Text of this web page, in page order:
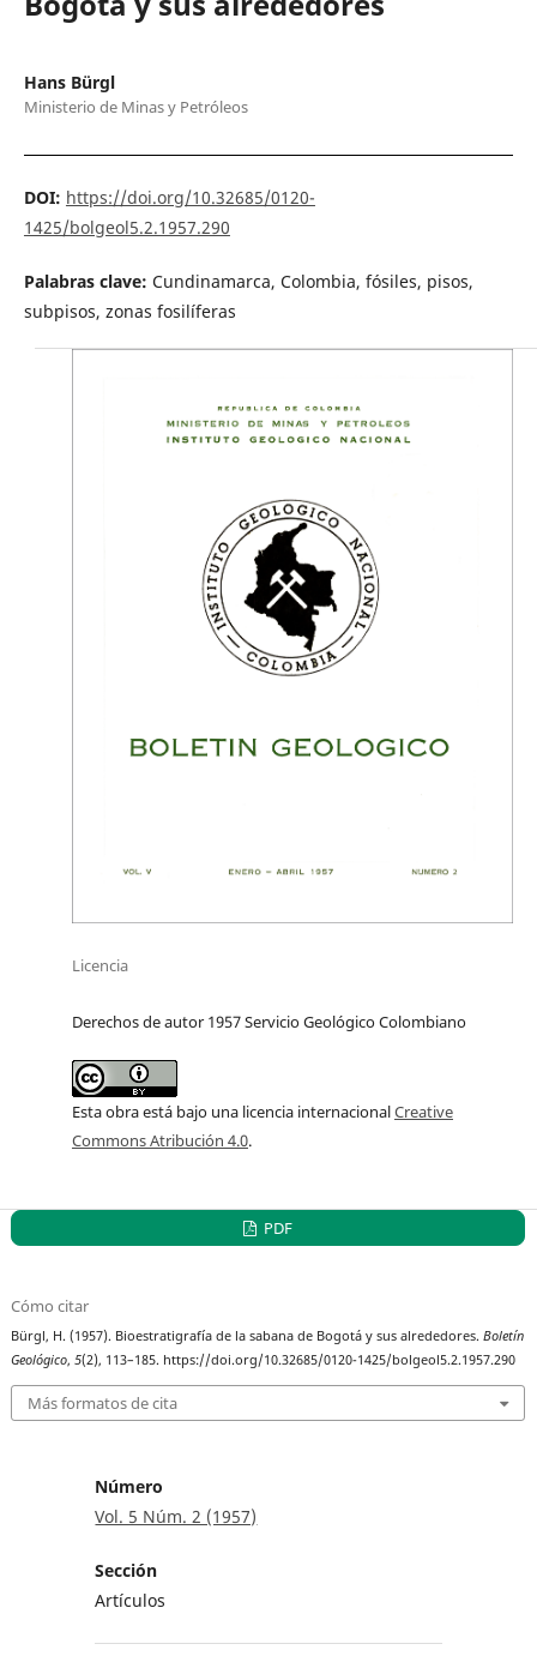
Hans Bürgl
Ministerio de Minas y Petróleos
DOI: https://doi.org/10.32685/0120-
1425/bolgeol5.2.1957.290
Palabras clave: Cundinamarca, Colombia, fósiles, pisos,
subpisos, zonas fosilíferas
Licencia
Derechos de autor 1957 Servicio Geológico Colombiano
Esta obra está bajo una licencia internacionalCreative
Commons Atribución 4.0.
PDF
Cómo citar
Bürgl, H. (1957). Bioestratigrafía de la sabana de Bogotá y sus alrededores.Boletín
Geológico,5(2), 113–185. https://doi.org/10.32685/0120-1425/bolgeol5.2.1957.290
Más formatos de cita
Número
Vol. 5 Núm. 2 (1957)
Sección
Artículos